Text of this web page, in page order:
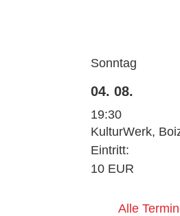
Sonntag
04. 08.
19:30
KulturWerk,
Eintritt:
10 EUR
Alle